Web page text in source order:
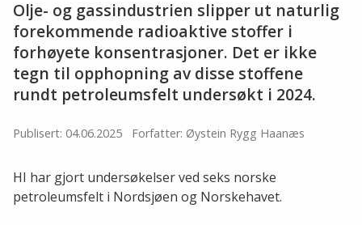
Olje- og gassindustrien slipper ut naturlig
forekommende radioaktive stoffer i
forhøyete konsentrasjoner. Det er ikke
tegn til opphopning av disse stoffene
rundt petroleumsfelt undersøkt i 2024.
Publisert: 04.06.2025 Forfatter: Øystein Rygg Haanæs
HI har gjort undersøkelser ved seks norske
petroleumsfelt i Nordsjøen og Norskehavet.